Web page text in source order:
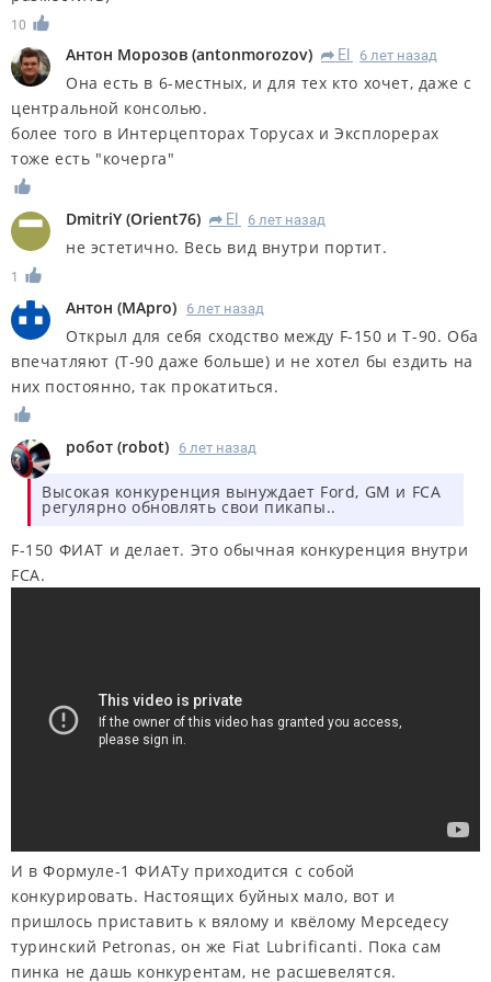
10
Антон Морозов (antonmorozov) R El 6 лет назад
Она есть в 6-местных, и для тех кто хочет, даже с
центральной консолью.
более того в Интерцепторах Торусах и Эксплорерах
тоже есть "кочерга"
DmitriY (Orient76) R El 6 лет назад
не эстетично. Весь вид внутри портит.
1
Антон (MApro) 6 лет назад
Открыл для себя сходство между F-150 и Т-90. Оба
впечатляют (Т-90 даже больше) и не хотел бы ездить на
них постоянно, так прокатиться.
робот (robot) 6 лет назад
Высокая конкуренция вынуждает Ford, GM и FCA
регулярно обновлять свои пикапы..
F-150 ФИАТ и делает. Это обычная конкуренция внутри
FCA.
И в Формуле-1 ФИАТу приходится с собой
конкурировать. Настоящих буйных мало, вот и
пришлось приставить к вялому и квёлому Мерседесу
туринский Petronas, он же Fiat Lubrificanti. Пока сам
пинка не дашь конкурентам, не расшевелятся.